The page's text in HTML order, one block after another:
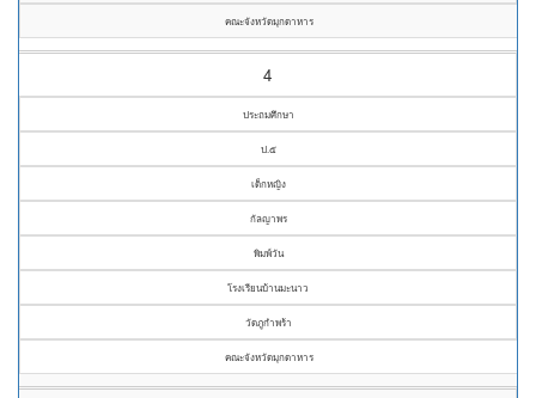
คณะจังหวัดมุกดาหาร
4
ประถมศึกษา
ป.๕
เด็กหญิง
กัลญาพร
พิมพ์วัน
โรงเรียนบ้านมะนาว
วัดภูกำพร้า
คณะจังหวัดมุกดาหาร